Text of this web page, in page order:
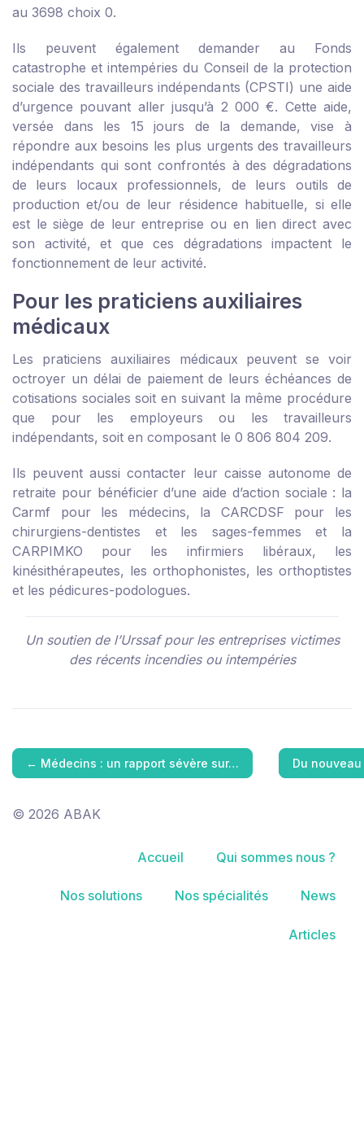
au 3698 choix 0.
Ils peuvent également demander au Fonds
catastrophe et intempéries du Conseil de la protection
sociale des travailleurs indépendants (CPSTI) une aide
d’urgence pouvant aller jusqu’à 2 000 €. Cette aide,
versée dans les 15 jours de la demande, vise à
répondre aux besoins les plus urgents des travailleurs
indépendants qui sont confrontés à des dégradations
de leurs locaux professionnels, de leurs outils de
production et/ou de leur résidence habituelle, si elle
est le siège de leur entreprise ou en lien direct avec
son activité, et que ces dégradations impactent le
fonctionnement de leur activité.
Pour les praticiens auxiliaires
médicaux
Les praticiens auxiliaires médicaux peuvent se voir
octroyer un délai de paiement de leurs échéances de
cotisations sociales soit en suivant la même procédure
que pour les employeurs ou les travailleurs
indépendants, soit en composant le 0 806 804 209.
Ils peuvent aussi contacter leur caisse autonome de
retraite pour bénéficier d’une aide d’action sociale : la
Carmf pour les médecins, la CARCDSF pour les
chirurgiens-dentistes et les sages-femmes et la
CARPIMKO pour les infirmiers libéraux, les
kinésithérapeutes, les orthophonistes, les orthoptistes
et les pédicures-podologues.
Un soutien de l’Urssaf pour les entreprises victimes
des récents incendies ou intempéries
← Médecins : un rapport sévère sur… Du
© 2026 ABAK
Accueil Qui sommes nous ?
Nos solutions Nos spécialités News
Articles